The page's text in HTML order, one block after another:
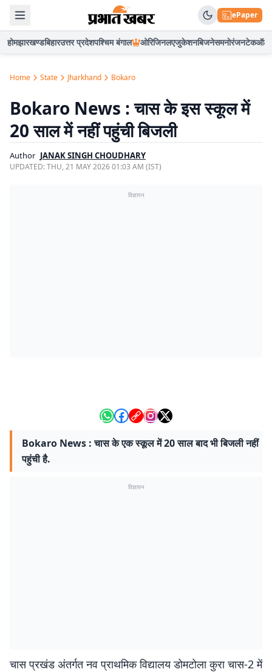
ePaper
होमझारखण्डबिहारउत्तर प्रदेशपश्चिम बंगाल ओरिजिनलएजुकेशनबिजनेसमनोरंजनटेकऑटो
Home State Jharkhand Bokaro
Bokaro News : चास के इस स्कूल में
20 साल में नहीं पहुंची बिजली
Author JANAK SINGH CHOUDHARY
UPDATED:THU, 21 MAY 2026 01:03 AM (IST)
विज्ञापन
Bokaro News : चास के एक स्कूल में 20 साल बाद भी बिजली नहीं
पहुंची है.
विज्ञापन
चास प्रखंड अंतर्गत नव प्राथमिक विद्यालय डोमटोला कुरा चास-2 में